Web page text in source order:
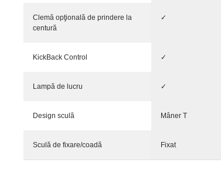
Clemă opţională de prindere la
centură
✓
KickBack Control ✓
Lampă de lucru ✓
Design sculă Mâner T
Sculă de fixare/coadă Fixat